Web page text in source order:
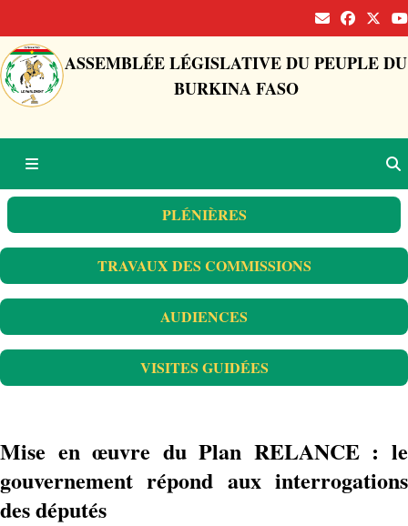
ASSEMBLÉE LÉGISLATIVE DU PEUPLE DU
BURKINA FASO
PLÉNIÈRES
TRAVAUX DES COMMISSIONS
AUDIENCES
VISITES GUIDÉES
Mise en œuvre du Plan RELANCE : le
gouvernement répond aux interrogations
des députés